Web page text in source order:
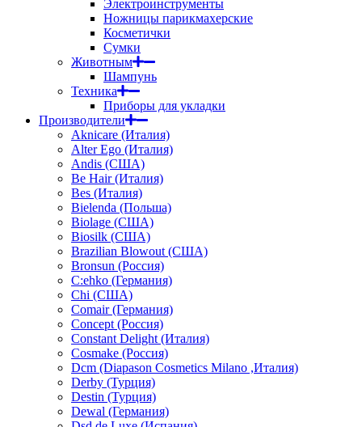
Электроинструменты
Ножницы парикмахерские
Косметички
Сумки
Животным
Шампунь
Техника
Приборы для укладки
Производители
Aknicare (Италия)
Alter Ego (Италия)
Andis (США)
Be Hair (Италия)
Bes (Италия)
Bielenda (Польша)
Biolage (США)
Biosilk (США)
Brazilian Blowout (США)
Bronsun (Россия)
C:ehko (Германия)
Chi (США)
Comair (Германия)
Concept (Россия)
Constant Delight (Италия)
Cosmake (Россия)
Dcm (Diapason Cosmetics Milano ,Италия)
Derby (Турция)
Destin (Турция)
Dewal (Германия)